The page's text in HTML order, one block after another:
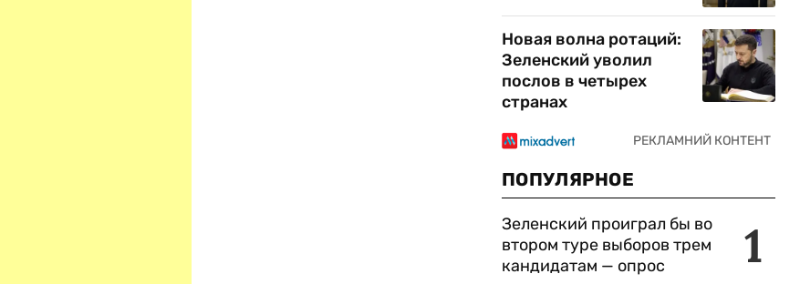
Новая волна ротаций:
Зеленский уволил
послов в четырех
странах
ПОПУЛЯРНОЕ
1
Зеленский проиграл бы во
втором туре выборов трем
кандидатам — опрос